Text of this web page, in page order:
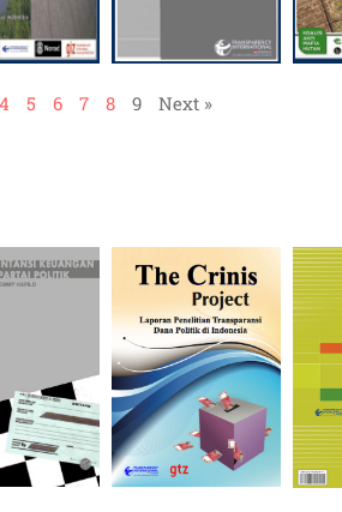
4 5 6 7 8 9 Next »